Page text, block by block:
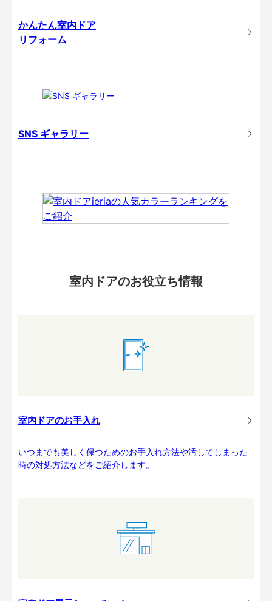
かんたん室内ドア
リフォーム
SNS ギャラリー
室内ドアのお役立ち情報
室内ドアのお手入れ
いつまでも美しく保つためのお手入れ方法や汚してしまった
時の対処方法などをご紹介します。